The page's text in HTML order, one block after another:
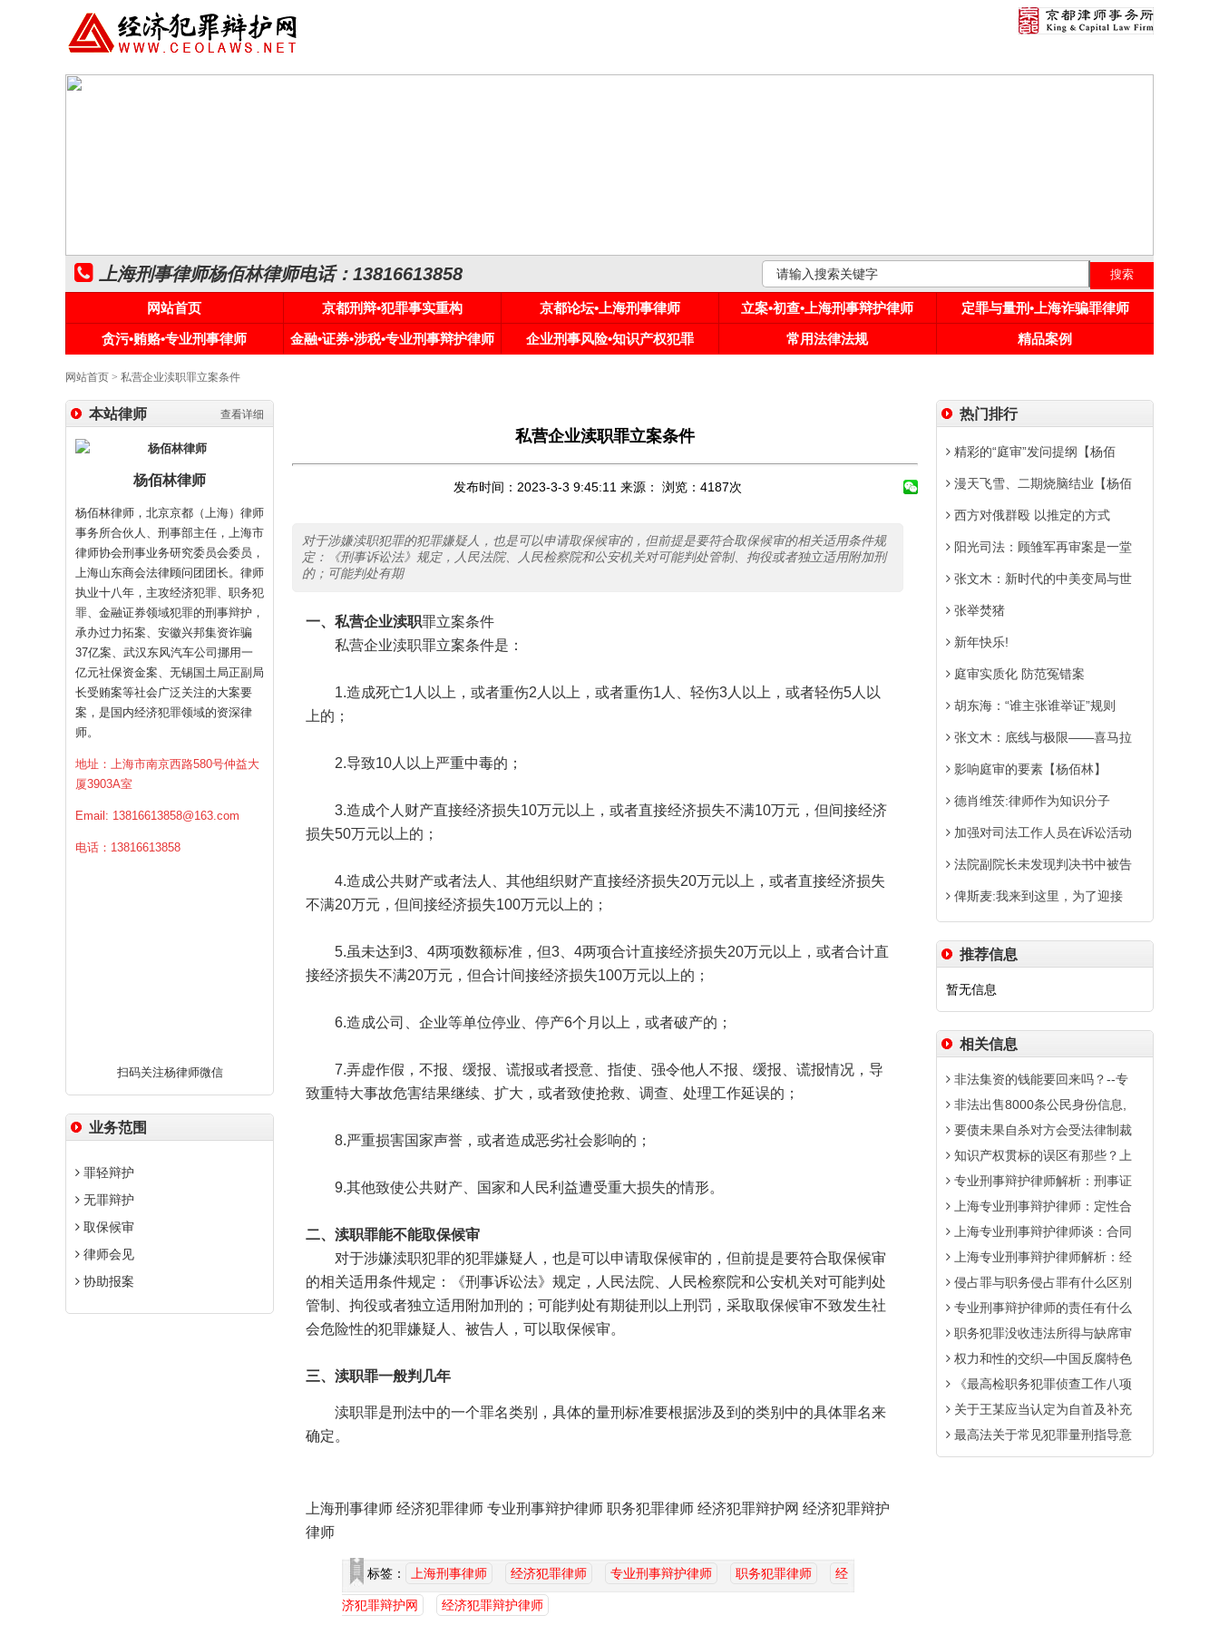
上海刑事律师杨佰林律师电话：13816613858
网站首页 京都刑辩•犯罪事实重构 京都论坛•上海刑事律师 立案•初查•上海刑事辩护律师
定罪与量刑•上海诈骗罪律师
贪污•贿赂•专业刑事律师
金融•证券•涉税•专业刑事辩护律师 企业刑事风险•知识产权犯罪 常用法律法规 精品案例
网站首页 > 私营企业渎职罪立案条件
查看详细
本站律师
杨佰林律师
杨佰林律师，北京京都（上海）律师
事务所合伙人、刑事部主任，上海市
律师协会刑事业务研究委员会委员，
上海山东商会法律顾问团团长。律师
执业十八年，主攻经济犯罪、职务犯
罪、金融证券领域犯罪的刑事辩护，
承办过力拓案、安徽兴邦集资诈骗
37亿案、武汉东风汽车公司挪用一
亿元社保资金案、无锡国土局正副局
长受贿案等社会广泛关注的大案要
案，是国内经济犯罪领域的资深律
师。
地址：上海市南京西路580号仲益大
厦3903A室
Email: 13816613858@163.com
电话：13816613858
扫码关注杨律师微信
业务范围
罪轻辩护
无罪辩护
取保候审
律师会见
协助报案
私营企业渎职罪立案条件
发布时间：2023-3-3 9:45:11 来源： 浏览： 4187次
对于涉嫌渎职犯罪的犯罪嫌疑人，也是可以申请取保候审的，但前提是要符合取保候审的相关适用条件规
定：《刑事诉讼法》规定，人民法院、人民检察院和公安机关对可能判处管制、拘役或者独立适用附加刑
的；可能判处有期
一、私营企业渎职罪立案条件
私营企业渎职罪立案条件是：
1.造成死亡1人以上，或者重伤2人以上，或者重伤1人、轻伤3人以上，或者轻伤5人以
上的；
2.导致10人以上严重中毒的；
3.造成个人财产直接经济损失10万元以上，或者直接经济损失不满10万元，但间接经济
损失50万元以上的；
4.造成公共财产或者法人、其他组织财产直接经济损失20万元以上，或者直接经济损失
不满20万元，但间接经济损失100万元以上的；
5.虽未达到3、4两项数额标准，但3、4两项合计直接经济损失20万元以上，或者合计直
接经济损失不满20万元，但合计间接经济损失100万元以上的；
6.造成公司、企业等单位停业、停产6个月以上，或者破产的；
7.弄虚作假，不报、缓报、谎报或者授意、指使、强令他人不报、缓报、谎报情况，导
致重特大事故危害结果继续、扩大，或者致使抢救、调查、处理工作延误的；
8.严重损害国家声誉，或者造成恶劣社会影响的；
9.其他致使公共财产、国家和人民利益遭受重大损失的情形。
二、渎职罪能不能取保候审
对于涉嫌渎职犯罪的犯罪嫌疑人，也是可以申请取保候审的，但前提是要符合取保候审
的相关适用条件规定：《刑事诉讼法》规定，人民法院、人民检察院和公安机关对可能判处
管制、拘役或者独立适用附加刑的；可能判处有期徒刑以上刑罚，采取取保候审不致发生社
会危险性的犯罪嫌疑人、被告人，可以取保候审。
三、渎职罪一般判几年
渎职罪是刑法中的一个罪名类别，具体的量刑标准要根据涉及到的类别中的具体罪名来
确定。
上海刑事律师 经济犯罪律师 专业刑事辩护律师 职务犯罪律师 经济犯罪辩护网 经济犯罪辩护
律师
标签： 上海刑事律师 经济犯罪律师 专业刑事辩护律师 职务犯罪律师 经
济犯罪辩护网 经济犯罪辩护律师
热门排行
精彩的“庭审”发问提纲【杨佰
漫天飞雪、二期烧脑结业【杨佰
西方对俄群殴 以推定的方式
阳光司法：顾雏军再审案是一堂
张文木：新时代的中美变局与世
张举焚猪
新年快乐!
庭审实质化 防范冤错案
胡东海：“谁主张谁举证”规则
张文木：底线与极限——喜马拉
影响庭审的要素【杨佰林】
德肖维茨:律师作为知识分子
加强对司法工作人员在诉讼活动
法院副院长未发现判决书中被告
俾斯麦:我来到这里，为了迎接
推荐信息
暂无信息
相关信息
非法集资的钱能要回来吗？--专
非法出售8000条公民身份信息,
要债未果自杀对方会受法律制裁
知识产权贯标的误区有那些？上
专业刑事辩护律师解析：刑事证
上海专业刑事辩护律师：定性合
上海专业刑事辩护律师谈：合同
上海专业刑事辩护律师解析：经
侵占罪与职务侵占罪有什么区别
专业刑事辩护律师的责任有什么
职务犯罪没收违法所得与缺席审
权力和性的交织—中国反腐特色
《最高检职务犯罪侦查工作八项
关于王某应当认定为自首及补充
最高法关于常见犯罪量刑指导意